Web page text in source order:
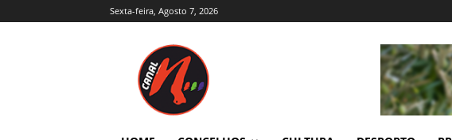
Sexta-feira, Agosto 7, 2026
Trás-